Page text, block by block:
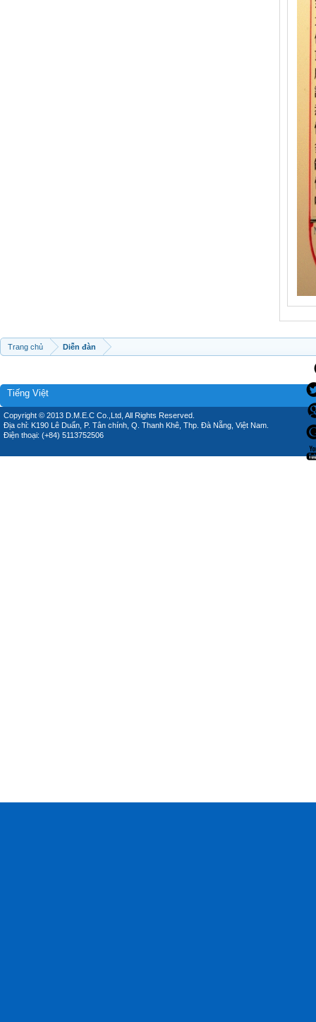
Trang chủ Diễn đàn
Tiếng Việt
Copyright © 2013 D.M.E.C Co.,Ltd, All Rights Reserved.
Địa chỉ: K190 Lê Duẩn, P. Tân chính, Q. Thanh Khê, Thp. Đà Nẵng, Việt Nam.
Điện thoại: (+84) 5113752506